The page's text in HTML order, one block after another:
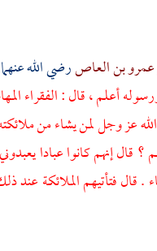
عمرو بن العاصرضي الله
أعلم ، قال : الفقراء
عز وجل لمن يشاء من
إنهم كانوا عبادا
. قال فتأتيهم الملائكة